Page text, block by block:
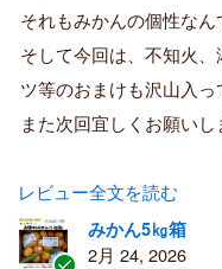
者
それもみかんの個性なん
そして今回は、不知火
ツ等のおまけも沢山入っ
また次回宜しくお願い
レビュー全文を読む
みかん5㎏箱
2月 24, 2026